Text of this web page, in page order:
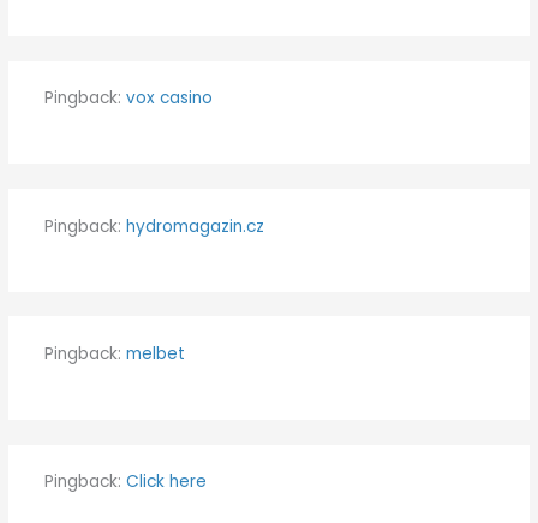
Pingback: vox casino
Pingback: hydromagazin.cz
Pingback: melbet
Pingback: Click here